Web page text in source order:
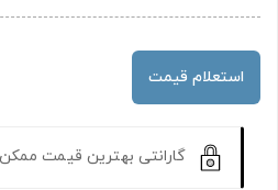
استعلام قیمت
گارانتی بهترین قیمت